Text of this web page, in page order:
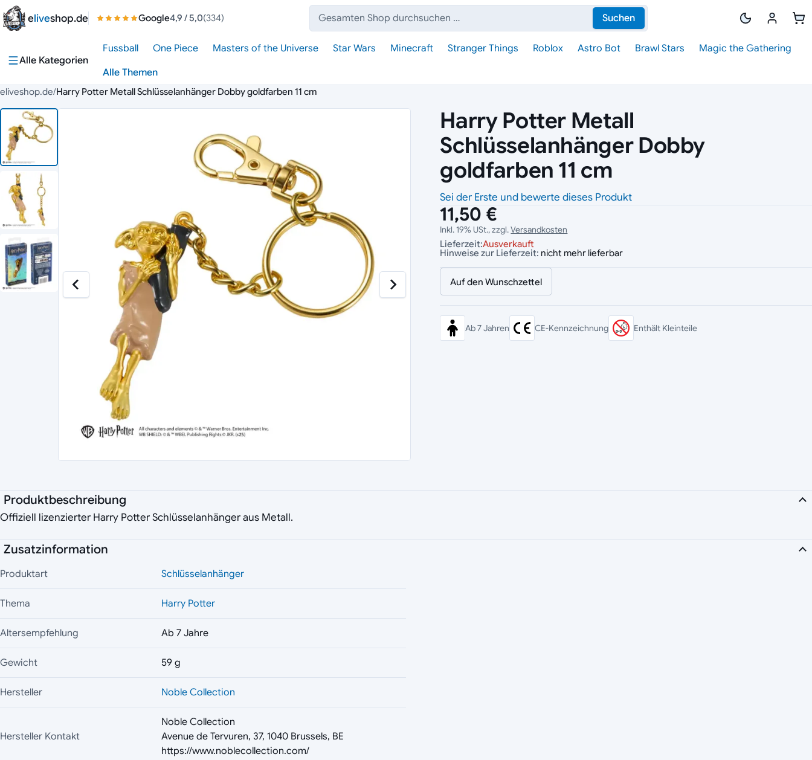
Zum Inhalt springen
eliveshop.de Google4,9 / 5,0(334)
Suche:
Suchen
Alle Kategorien
Fussball One Piece Masters of the Universe Star Wars Minecraft Stranger Things Roblox Astro Bot Brawl Stars
Magic the Gathering
Alle Themen
eliveshop.de/Harry Potter Metall Schlüsselanhänger Dobby goldfarben 11 cm
Harry Potter Metall
Schlüsselanhänger Dobby
goldfarben 11 cm
Sei der Erste und bewerte dieses Produkt
11,50 €
Inkl. 19% USt., zzgl.Versandkosten
Lieferzeit:Ausverkauft
Hinweise zur Lieferzeit: nicht mehr lieferbar
Auf den Wunschzettel
Ab 7 Jahren CE-Kennzeichnung Enthält Kleinteile
Produktbeschreibung
Offiziell lizenzierter Harry Potter Schlüsselanhänger aus Metall.
Zusatzinformation
Produktart Schlüsselanhänger
Thema Harry Potter
Altersempfehlung Ab 7 Jahre
Gewicht 59 g
Hersteller Noble Collection
Hersteller Kontakt
Noble Collection
Avenue de Tervuren, 37, 1040 Brussels, BE
https://www.noblecollection.com/